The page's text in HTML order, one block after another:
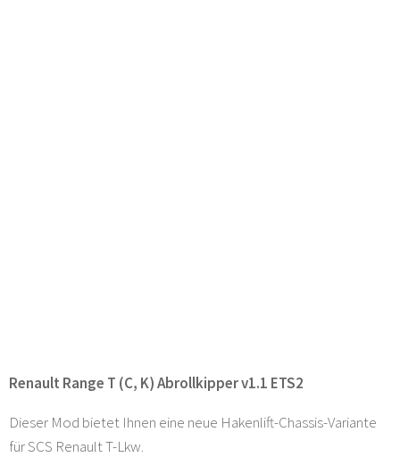
Renault Range T (C, K) Abrollkipper v1.1 ETS2
Dieser Mod bietet Ihnen eine neue Hakenlift-Chassis-Variante
für SCS Renault T-Lkw.